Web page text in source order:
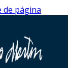
de página